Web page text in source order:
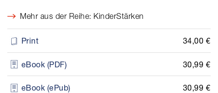
Mehr aus der Reihe: KinderStärken
Print 34,00 €
eBook (PDF) 30,99 €
eBook (ePub) 30,99 €